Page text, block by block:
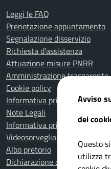
Leggi le FAQ
Prenotazione appuntamento
Segnalazione disservizio
Richiesta d'assistenza
Attuazione misure PNRR
Amministrazione trasparente
Cookie policy
Informativa privacy
Note Legali
Informativa privacy Polizia
Videosorveglianza e privacy
Albo pretorio
Dichiarazione di accessibilità
Avviso
dei
Questo
utilizza